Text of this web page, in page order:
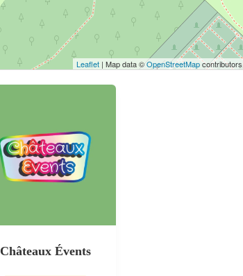
Leaflet| Map data ©OpenStreetMapcontributors,
Châteaux Évents